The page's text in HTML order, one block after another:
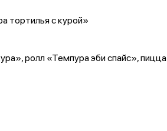
тортилья с курой»
ролл «Темпура эби спайс», пицца